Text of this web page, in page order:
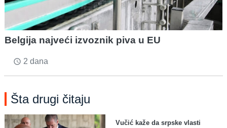
Belgija najveći izvoznik piva u EU
access_time 2 dana
Šta drugi čitaju
Vučić kaže da srpske vlasti